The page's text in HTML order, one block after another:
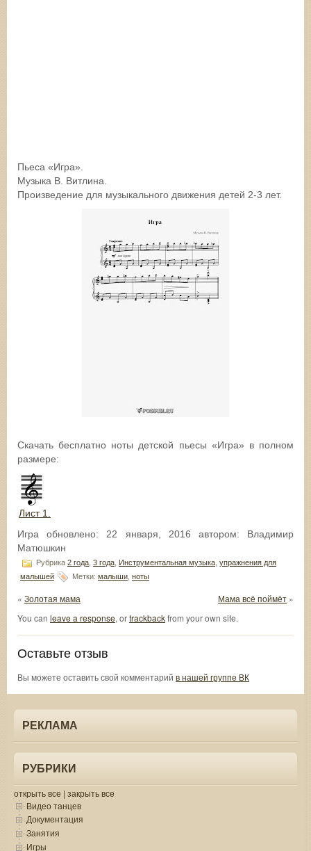
Пьеса «Игра».
Музыка В. Витлина.
Произведение для музыкального движения детей 2-3 лет.
Скачать бесплатно ноты детской пьесы «Игра» в полном
размере:
Лист 1.
Игра обновлено: 22 января, 2016 автором: Владимир
Матюшкин
Рубрика 2 года 3 года Инструментальная музыка упражнения для
малышей
Метки: малыши ноты
« Золотая мама Мама всё поймёт »
You can leave a response, ortrackbackfrom your own site.
Оставьте отзыв
Вы можете оставить свой комментарий в нашей группе ВК
РЕКЛАМА
РУБРИКИ
открыть все | закрыть все
Видео танцев
Документация
Занятия
Игры